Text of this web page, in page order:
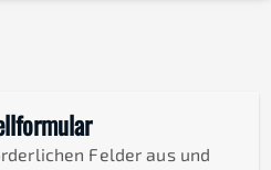
Felder aus und